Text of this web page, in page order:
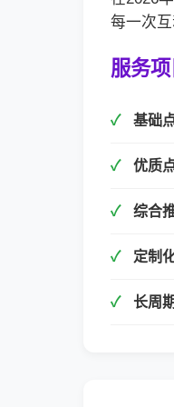
每一次
服务
基础
优质
综合
定制
长周